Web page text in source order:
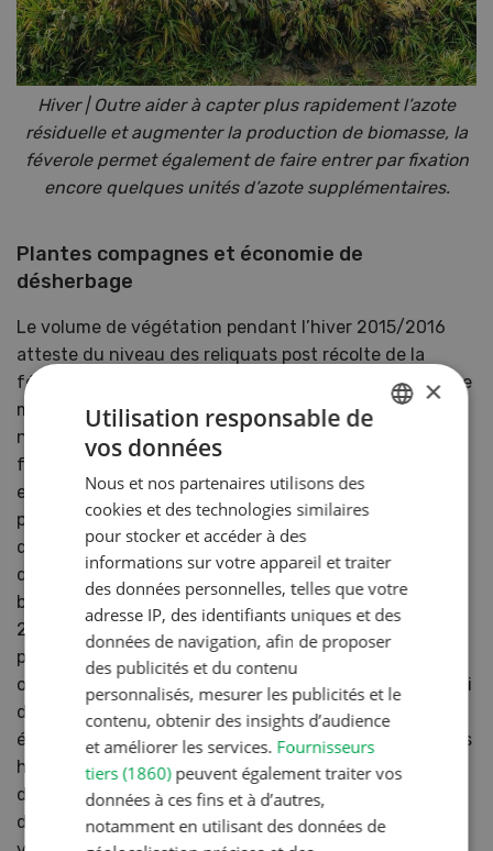
Hiver | Outre aider à capter plus rapidement l’azote
résiduelle et augmenter la production de biomasse, la
féverole permet également de faire entrer par fixation
encore quelques unités d’azote supplémentaires.
Plantes compagnes et économie de
désherbage
Le volume de végétation pendant l’hiver 2015/2016
atteste du niveau des reliquats post récolte de la
féverole, mais aussi du potentiel de perte par lessivage
même en SD si l’implantation de l’orge était réalisée
normalement et sans couvert d’interculture. Outre le
fait d’aider à capter plus rapidement l’azote résiduelle
et d’augmenter la production de biomasse, la féverole
permet également de faire entrer par fixation encore
quelques unités d’azote supplémentaires sans risque
de compétition avec la céréale sur cette ressource. Le
broyage d’automne qui a été introduit à l’automne
2016 est cependant un levier très important qui a
permis de sécuriser cet itinéraire technique à la fois
original et extrêmement efficient. Il permet aujourd’hui
de réguler la végétation et d’éviter des montées en
épis, il « nettoie » la parcelle et permet une reprise plus
homogène au printemps. Enfin, il accélère le recyclage
de la fertilité captée dans la végétation pour une
dynamisation de l’activité biologique et une meilleure
×
Utilisation responsable de
vos données
Nous et nos partenaires utilisons des
cookies et des technologies similaires
pour stocker et accéder à des
informations sur votre appareil et traiter
des données personnelles, telles que votre
adresse IP, des identifiants uniques et des
données de navigation, afin de proposer
des publicités et du contenu
personnalisés, mesurer les publicités et le
contenu, obtenir des insights d’audience
et améliorer les services. Fournisseurs
tiers (1860)peuvent également traiter vos
données à ces fins et à d’autres,
notamment en utilisant des données de